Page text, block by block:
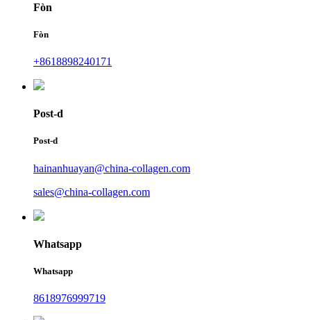
Fòn
Fòn
+8618898240171
Post-d
Post-d
hainanhuayan@china-collagen.com
sales@china-collagen.com
Whatsapp
Whatsapp
8618976999719